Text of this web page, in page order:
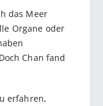
das Meer
Organe oder
Chan fand
erfahren,